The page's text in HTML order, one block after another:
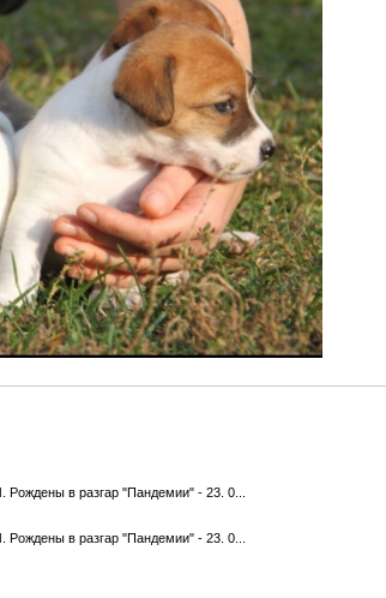
в разгар "Пандемии" - 23. 0...
в разгар "Пандемии" - 23. 0...